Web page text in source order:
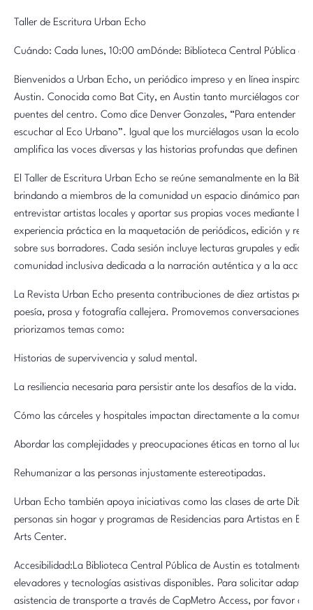
Taller de Escritura Urban Echo
Cuándo: Cada lunes, 10:00 amDónde: Biblioteca Central Pública de
Bienvenidos a Urban Echo, un periódico impreso y en línea
Austin. Conocida como Bat City, en Austin tanto murciélagos
puentes del centro. Como dice Denver Gonzales, “Para entender la
escuchar al Eco Urbano”. Igual que los murciélagos usan la
amplifica las voces diversas y las historias profundas que definen
El Taller de Escritura Urban Echo se reúne semanalmente en la
brindando a miembros de la comunidad un espacio dinámico para
entrevistar artistas locales y aportar sus propias voces mediante la
experiencia práctica en la maquetación de periódicos, edición y
sobre sus borradores. Cada sesión incluye lecturas grupales y
comunidad inclusiva dedicada a la narración auténtica y a la
La Revista Urban Echo presenta contribuciones de diez artistas por
poesía, prosa y fotografía callejera. Promovemos conversaciones
priorizamos temas como:
Historias de supervivencia y salud mental.
La resiliencia necesaria para persistir ante los desafíos de la vida.
Cómo las cárceles y hospitales impactan directamente a la
Abordar las complejidades y preocupaciones éticas en torno al
Rehumanizar a las personas injustamente estereotipadas.
Urban Echo también apoya iniciativas como las clases de arte
personas sin hogar y programas de Residencias para Artistas en
Arts Center.
Accesibilidad:La Biblioteca Central Pública de Austin es totalmente
elevadores y tecnologías asistivas disponibles. Para solicitar
asistencia de transporte a través de CapMetro Access, por favor